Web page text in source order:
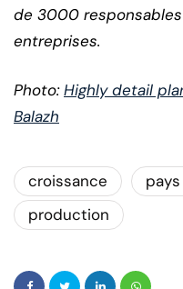
de 3000
entreprises.
Photo:Highly detail
Balazh
croissance
production